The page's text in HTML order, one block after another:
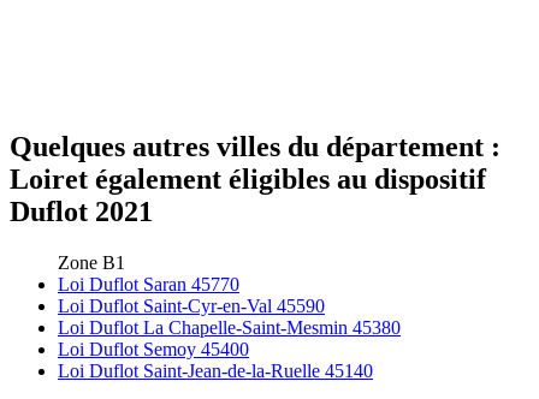
Quelques autres villes du département :
Loiret également éligibles au dispositif
Duflot 2021
Zone B1
Loi Duflot Saran 45770
Loi Duflot Saint-Cyr-en-Val 45590
Loi Duflot La Chapelle-Saint-Mesmin 45380
Loi Duflot Semoy 45400
Loi Duflot Saint-Jean-de-la-Ruelle 45140